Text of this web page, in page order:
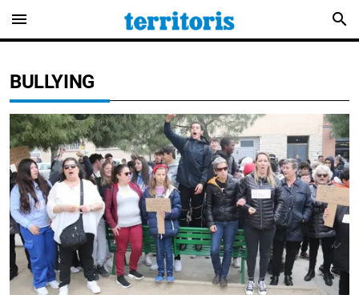
menu search
BULLYING